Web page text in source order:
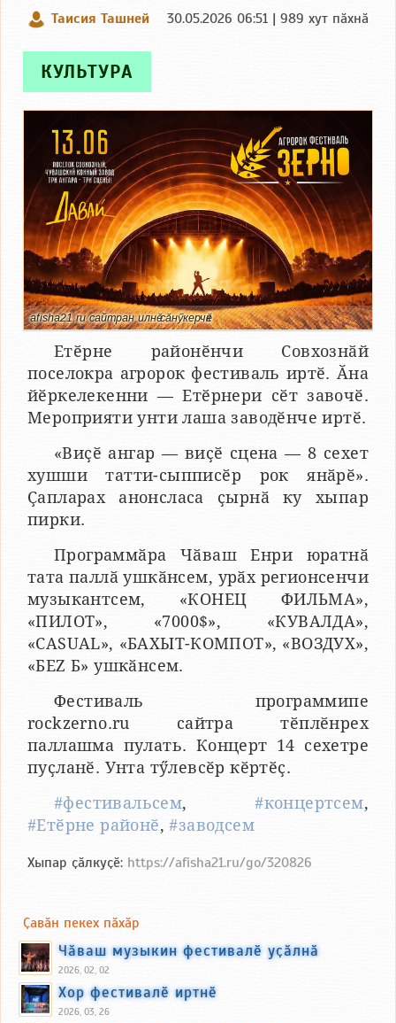
Таисия Ташней 30.05.2026 06:51 | 989 хут пӑхнӑ
КУЛЬТУРА
afisha21.ru сайтран илнӗ сӑнӳкерчӗк
Етӗрне районӗнчи Совхознӑй
поселокра агророк фестиваль иртӗ. Ӑна
йӗркелекенни — Етӗрнери сӗт завочӗ.
Мероприяти унти лаша заводӗнче иртӗ.
«Виҫӗ ангар — виҫӗ сцена — 8 сехет
хушши татти-сыпписӗр рок янӑрӗ».
Ҫапларах анонсласа ҫырнӑ ку хыпар
пирки.
Программӑра Чӑваш Енри юратнӑ
тата паллӑ ушкӑнсем, урӑх регионсенчи
музыкантсем, «КОНЕЦ ФИЛЬМА»,
«ПИЛОТ», «7000$», «КУВАЛДА»,
«CASUAL», «БАХЫТ-КОМПОТ», «ВОЗДУХ»,
«БЕZ Б» ушкӑнсем.
Фестиваль программипе
rockzerno.ru сайтра тӗплӗнрех
паллашма пулать. Концерт 14 сехетре
пуҫланӗ. Унта тӳлевсӗр кӗртӗҫ.
#фестивальсем,#концертсем,
#Етӗрне районӗ,#заводсем
Хыпар ҫӑлкуҫӗ: https://afisha21.ru/go/320826
Ҫавӑн пекех пӑхӑр
Чӑваш музыкин фестивалӗ уҫӑлнӑ
2026, 02, 02
Хор фестивалӗ иртнӗ
2026, 03, 26